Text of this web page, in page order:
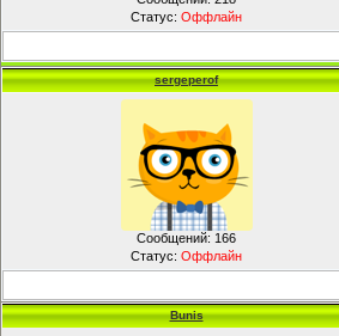
Статус: Оффлайн
sergeperof
Сообщений: 166
Статус: Оффлайн
Bunis